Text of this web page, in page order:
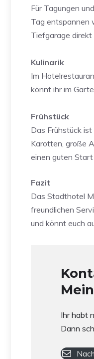
Für Tagungen
Tag entspannen
Tiefgarage direkt
Kulinarik
Im
könnt ihr im
Frühstück
Das Frühstück
Karotten, große
einen guten Start
Fazit
Das Stadthotel
freundlichen
und könnt euch
Ihr habt
Dann